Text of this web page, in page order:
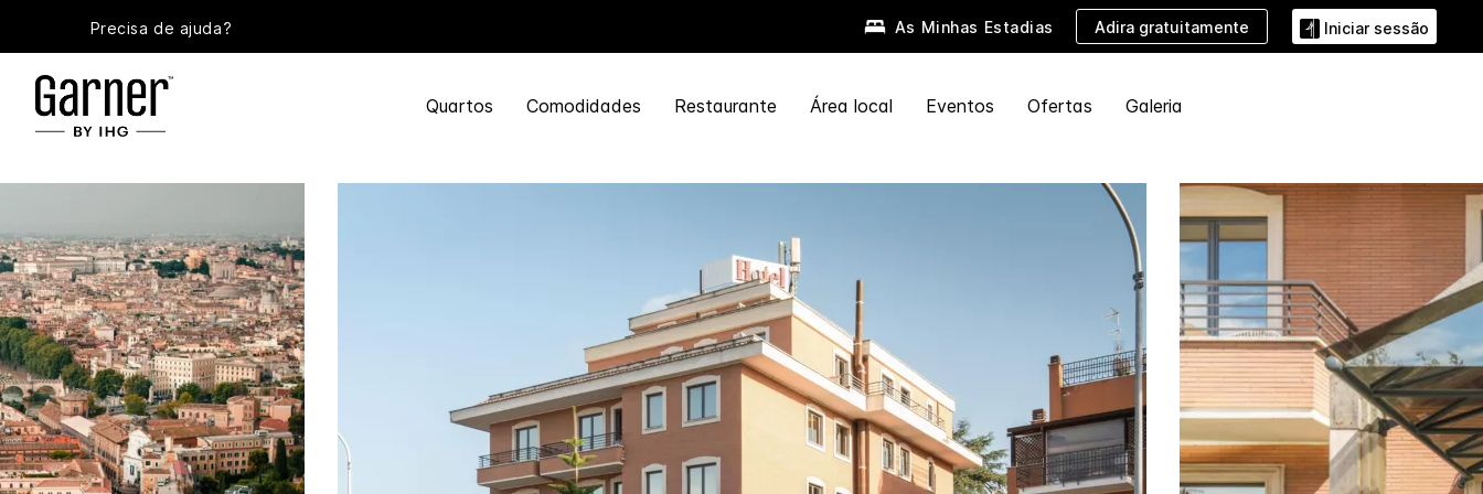
Precisa de ajuda? As Minhas Estadias Adira gratuitamente Iniciar sessão
Quartos Comodidades Restaurante Área local Eventos Ofertas Galeria